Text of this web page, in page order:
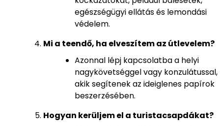
egészségügyi ellátás és lemondási
védelem.
Mi a teendő, ha elveszítem az útlevelem?
Azonnal lépj kapcsolatba a helyi
nagykövetséggel vagy konzulátussal,
akik segítenek az ideiglenes papírok
beszerzésében.
Hogyan kerüljem el a turistacsapdákat?